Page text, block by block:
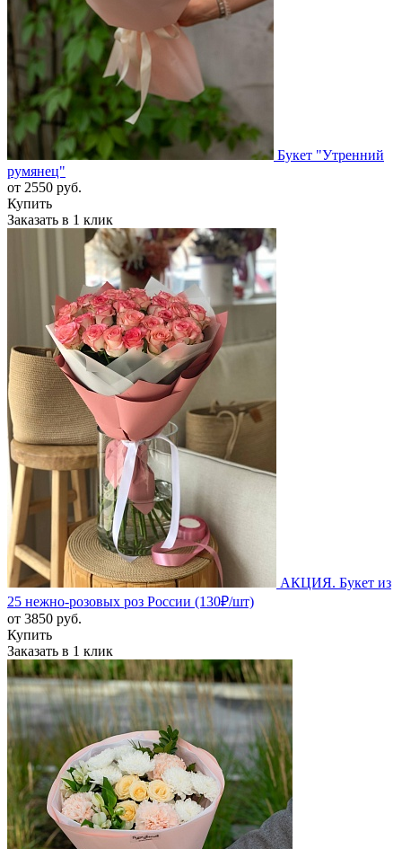
Букет "Утренний
румянец"
от 2550 руб.
Купить
Заказать в 1 клик
АКЦИЯ. Букет из
25 нежно-розовых роз России (130₽/шт)
от 3850 руб.
Купить
Заказать в 1 клик